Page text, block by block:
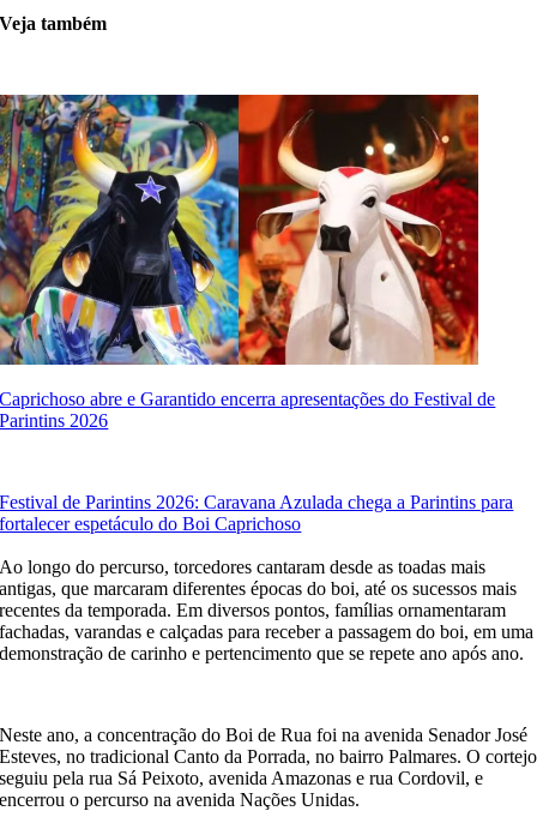
Veja também
Caprichoso abre e Garantido encerra apresentações do Festival de
Parintins 2026
Festival de Parintins 2026: Caravana Azulada chega a Parintins para
fortalecer espetáculo do Boi Caprichoso
Ao longo do percurso, torcedores cantaram desde as toadas mais
antigas, que marcaram diferentes épocas do boi, até os sucessos mais
recentes da temporada. Em diversos pontos, famílias ornamentaram
fachadas, varandas e calçadas para receber a passagem do boi, em uma
demonstração de carinho e pertencimento que se repete ano após ano.
Neste ano, a concentração do Boi de Rua foi na avenida Senador José
Esteves, no tradicional Canto da Porrada, no bairro Palmares. O cortejo
seguiu pela rua Sá Peixoto, avenida Amazonas e rua Cordovil, e
encerrou o percurso na avenida Nações Unidas.